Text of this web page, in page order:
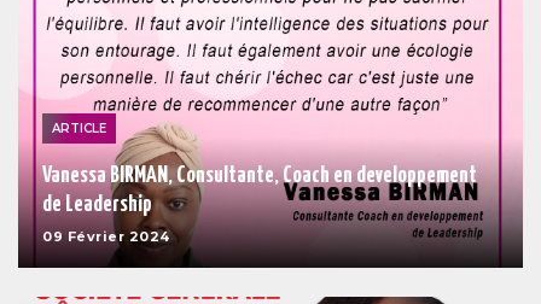
ARTICLE
Vanessa BIRMAN, Consultante, Coach en developpement
de Leadership
09 Février 2024